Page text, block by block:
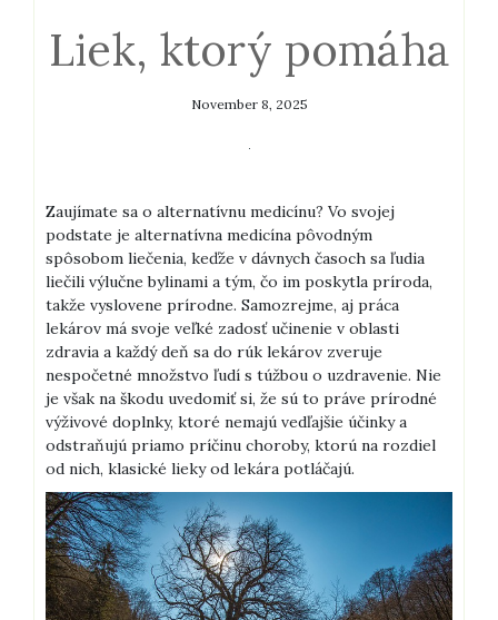
Liek, ktorý pomáha
November 8, 2025
Zaujímate sa o alternatívnu medicínu? Vo svojej
podstate je alternatívna medicína pôvodným
spôsobom liečenia, keďže v dávnych časoch sa ľudia
liečili výlučne bylinami a tým, čo im poskytla príroda,
takže vyslovene prírodne. Samozrejme, aj práca
lekárov má svoje veľké zadosť učinenie v oblasti
zdravia a každý deň sa do rúk lekárov zveruje
nespočetné množstvo ľudí s túžbou o uzdravenie. Nie
je však na škodu uvedomiť si, že sú to práve prírodné
výživové doplnky, ktoré nemajú vedľajšie účinky a
odstraňujú priamo príčinu choroby, ktorú na rozdiel
od nich, klasické lieky od lekára potláčajú.